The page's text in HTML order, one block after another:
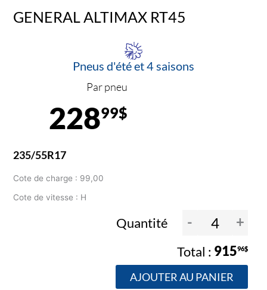
GENERAL ALTIMAX RT45
Pneus d'été et 4 saisons
Par pneu
22899$
235/55R17
Cote de charge : 99,00
Cote de vitesse : H
Quantité - +
91596$
AJOUTER AU PANIER